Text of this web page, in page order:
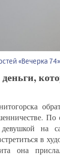
«Вечерка 74»
По
на
в
она